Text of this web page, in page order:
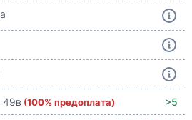
49в (100% предоплата)
>5